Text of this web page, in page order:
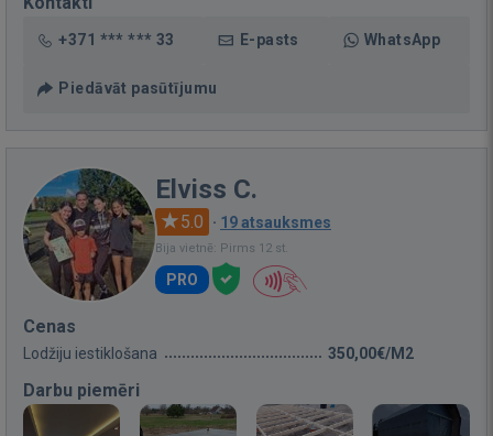
+371 *** *** 33 E-pasts WhatsApp
Piedāvāt pasūtījumu
Elviss C.
5.0 · 19 atsauksmes
Bija vietnē: Pirms 12 st.
PRO
Cenas
Lodžiju iestiklošana 350,00€/M2
Darbu piemēri